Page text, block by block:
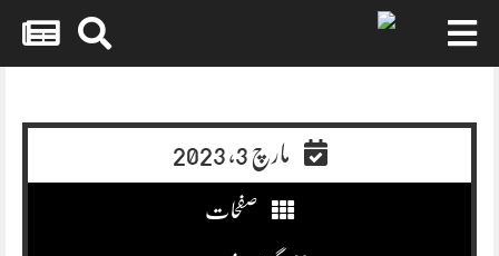
مارچ 3, 2023
صفحات